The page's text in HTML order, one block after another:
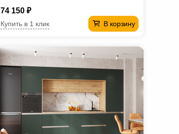
74 150 ₽
В корзину
Купить в 1 клик